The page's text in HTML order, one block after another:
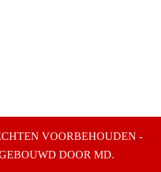
VOORBEHOUDEN -
DOOR MD.